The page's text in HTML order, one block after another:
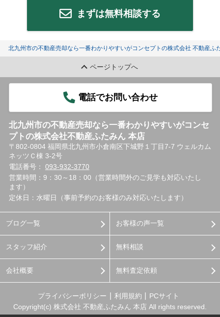
まずは無料相談する
北九州市の不動産売却なら一番わかりやすいがコンセプトの株式会社 不動産ふ
ページトップへ
電話でお問い合わせ
北九州市の不動産売却なら一番わかりやすいがコンセ
プトの株式会社不動産ふたみん 本店
〒802-0804 福岡県北九州市小倉南区下城野１丁目7-7 ウェルカム
ネッツＣ棟 3-2号
電話番号： 093-932-3770
営業時間：9：30～18：00（営業時間外のご見学も対応いたし
ます）
定休日：水曜日（事前予約のお客様のみ対応いたします）
ブログ一覧
スタッフ紹介
会社概要
お客様の声一覧
無料相談
無料査定依頼
プライバシーポリシー 利用規約
PCサイト
Copyright(c) 株式会社 不動産ふたみん 本店 All rights reserved.